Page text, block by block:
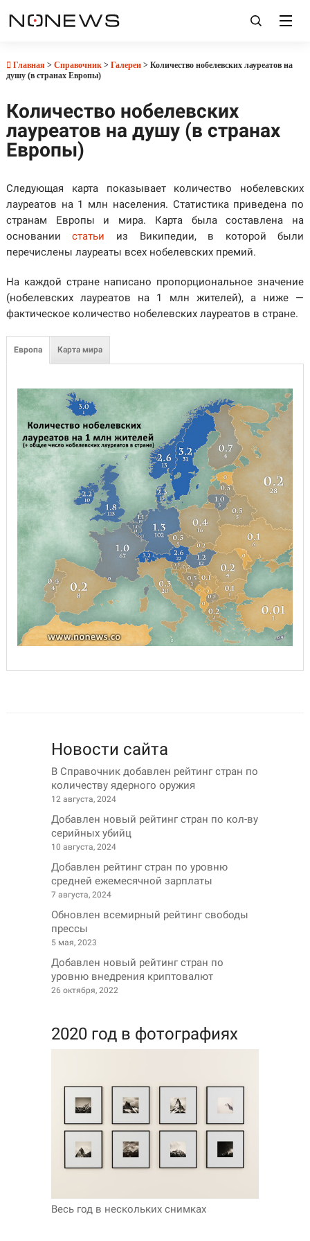
Главная > Справочник> Галереи> Количество нобелевских лауреатов на
душу (в странах Европы)
Количество нобелевских
лауреатов на душу (в странах
Европы)
Следующая карта показывает количество нобелевских
лауреатов на 1 млн населения. Статистика приведена по
странам Европы и мира. Карта была составлена на
основаниистатьи из Википедии, в которой были
перечислены лауреаты всех нобелевских премий.
На каждой стране написано пропорциональное значение
(нобелевских лауреатов на 1 млн жителей), а ниже —
фактическое количество нобелевских лауреатов в стране.
Европа Карта мира
Новости сайта
В Справочник добавлен рейтинг стран по
количеству ядерного оружия
12 августа, 2024
Добавлен новый рейтинг стран по кол-ву
серийных убийц
10 августа, 2024
Добавлен рейтинг стран по уровню
средней ежемесячной зарплаты
7 августа, 2024
Обновлен всемирный рейтинг свободы
прессы
5 мая, 2023
Добавлен новый рейтинг стран по
уровню внедрения криптовалют
26 октября, 2022
2020 год в фотографиях
Весь год в нескольких снимках